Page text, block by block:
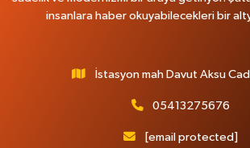
insanlara haber okuyabilecekleri bir
İstasyon mah Davut Aksu
05413275676
[email protected]